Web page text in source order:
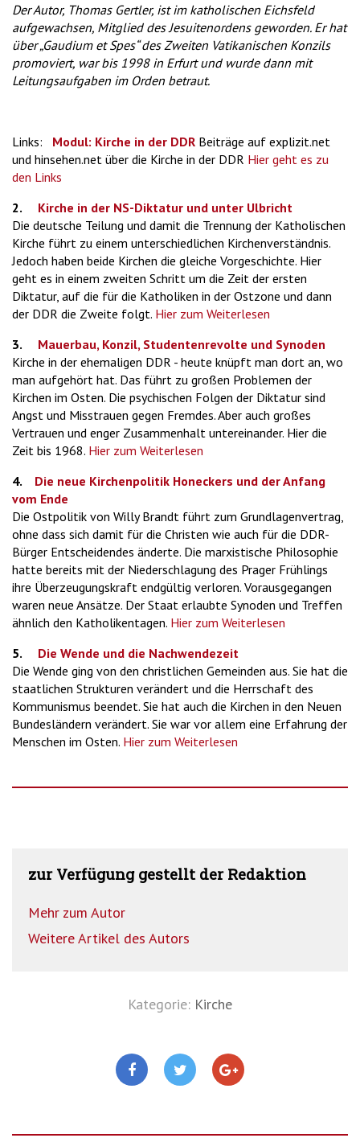
Der Autor, Thomas Gertler, ist im katholischen Eichsfeld
aufgewachsen, Mitglied des Jesuitenordens geworden. Er hat
über „Gaudium et Spes“ des Zweiten Vatikanischen Konzils
promoviert, war bis 1998 in Erfurt und wurde dann mit
Leitungsaufgaben im Orden betraut.
Links: Modul: Kirche in der DDR Beiträge auf explizit.net
und hinsehen.net über die Kirche in der DDR Hier geht es zu
den Links
2. Kirche in der NS-Diktatur und unter Ulbricht
Die deutsche Teilung und damit die Trennung der Katholischen
Kirche führt zu einem unterschiedlichen Kirchenverständnis.
Jedoch haben beide Kirchen die gleiche Vorgeschichte. Hier
geht es in einem zweiten Schritt um die Zeit der ersten
Diktatur, auf die für die Katholiken in der Ostzone und dann
der DDR die Zweite folgt. Hier zum Weiterlesen
3. Mauerbau, Konzil, Studentenrevolte und Synoden
Kirche in der ehemaligen DDR - heute knüpft man dort an, wo
man aufgehört hat. Das führt zu großen Problemen der
Kirchen im Osten. Die psychischen Folgen der Diktatur sind
Angst und Misstrauen gegen Fremdes. Aber auch großes
Vertrauen und enger Zusammenhalt untereinander. Hier die
Zeit bis 1968. Hier zum Weiterlesen
4. Die neue Kirchenpolitik Honeckers und der Anfang
vom Ende
Die Ostpolitik von Willy Brandt führt zum Grundlagenvertrag,
ohne dass sich damit für die Christen wie auch für die DDR-
Bürger Entscheidendes änderte. Die marxistische Philosophie
hatte bereits mit der Niederschlagung des Prager Frühlings
ihre Überzeugungskraft endgültig verloren. Vorausgegangen
waren neue Ansätze. Der Staat erlaubte Synoden und Treffen
ähnlich den Katholikentagen. Hier zum Weiterlesen
5. Die Wende und die Nachwendezeit
Die Wende ging von den christlichen Gemeinden aus. Sie hat die
staatlichen Strukturen verändert und die Herrschaft des
Kommunismus beendet. Sie hat auch die Kirchen in den Neuen
Bundesländern verändert. Sie war vor allem eine Erfahrung der
Menschen im Osten. Hier zum Weiterlesen
zur Verfügung gestellt der Redaktion
Mehr zum Autor
Weitere Artikel des Autors
Kategorie: Kirche